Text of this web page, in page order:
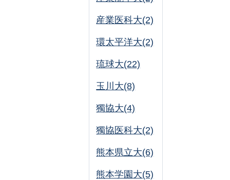
産業医科大(2)
環太平洋大(2)
琉球大(22)
玉川大(8)
獨協大(4)
獨協医科大(2)
熊本県立大(6)
熊本学園大(5)